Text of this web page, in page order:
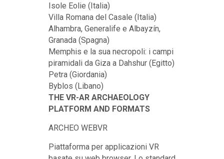
Isole Eolie (Italia)
Villa Romana del Casale (Italia)
Alhambra, Generalife e Albayzín,
Granada (Spagna)
Memphis e la sua necropoli: i campi
piramidali da Giza a Dahshur (Egitto)
Petra (Giordania)
Byblos (Libano)
THE VR-AR ARCHAEOLOGY
PLATFORM AND FORMATS
ARCHEO WEBVR
Piattaforma per applicazioni VR